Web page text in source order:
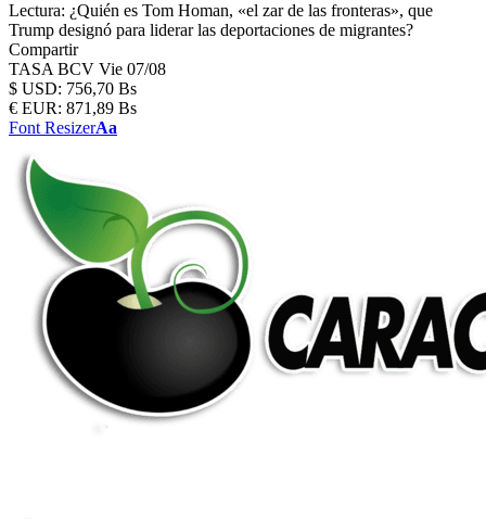
Lectura: ¿Quién es Tom Homan, «el zar de las fronteras», que
Trump designó para liderar las deportaciones de migrantes?
Compartir
TASA BCV Vie 07/08
$ USD: 756,70 Bs
€ EUR: 871,89 Bs
Font ResizerAa